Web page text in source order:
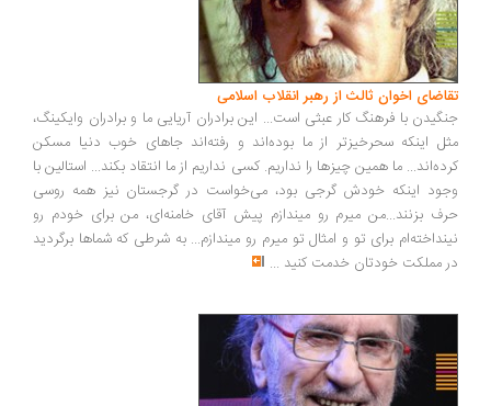
اخوان ثالث از رهبر انقلاب اسلامی
با فرهنگ کار عبثی است... این برادران آریایی ما و برادران وایکینگ،
اینکه سحرخیزتر از ما بوده‌اند و رفته‌اند جاهای خوب دنیا مسکن
ما همین چیزها را نداریم. کسی نداریم از ما انتقاد بکند... استالین با
اینکه خودش گرجی بود، می‌خواست در گرجستان نیز همه روسی
بزنند...من میرم رو میندازم پیش آقای خامنه‌ای، من برای خودم رو
برای تو و امثال تو میرم رو میندازم... به شرطی که شماها برگردید
مملکت خودتان خدمت کنید...